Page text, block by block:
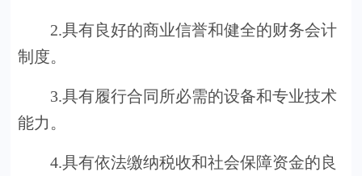
2.具有良好的商业信誉和健全的财务会计
制度。
3.具有履行合同所必需的设备和专业技术
能力。
4.具有依法缴纳税收和社会保障资金的良